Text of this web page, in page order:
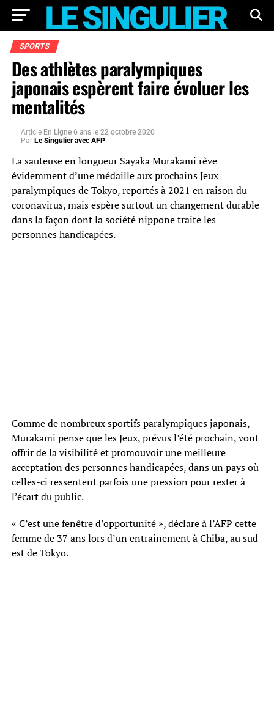
SPORTS
Des athlètes paralympiques
japonais espèrent faire évoluer les
mentalités
Article En Ligne 6 ans le 22 octobre 2020
Par Le Singulier avec AFP
La sauteuse en longueur Sayaka Murakami rêve
évidemment d’une médaille aux prochains Jeux
paralympiques de Tokyo, reportés à 2021 en raison du
coronavirus, mais espère surtout un changement durable
dans la façon dont la société nippone traite les
personnes handicapées.
Comme de nombreux sportifs paralympiques japonais,
Murakami pense que les Jeux, prévus l’été prochain, vont
offrir de la visibilité et promouvoir une meilleure
acceptation des personnes handicapées, dans un pays où
celles-ci ressentent parfois une pression pour rester à
l’écart du public.
« C’est une fenêtre d’opportunité », déclare à l’AFP cette
femme de 37 ans lors d’un entraînement à Chiba, au sud-
est de Tokyo.